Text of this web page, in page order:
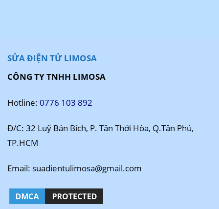
SỬA ĐIỆN TỬ LIMOSA
CÔNG TY TNHH LIMOSA
Hotline: 0776 103 892
Đ/C: 32 Luỹ Bán Bích, P. Tân Thới Hòa, Q.Tân Phú,
TP.HCM
Email: suadientulimosa@gmail.com